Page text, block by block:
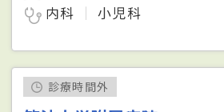
内科
小児科
診療時間外